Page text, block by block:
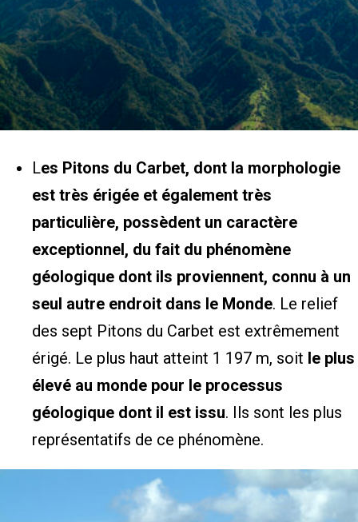
Les Pitons du Carbet, dont la morphologie
est très érigée et également très
particulière, possèdent un caractère
exceptionnel, du fait du phénomène
géologique dont ils proviennent, connu à un
seul autre endroit dans le Monde. Le relief
des sept Pitons du Carbet est extrêmement
érigé. Le plus haut atteint 1 197 m, soit le plus
élevé au monde pour le processus
géologique dont il est issu. Ils sont les plus
représentatifs de ce phénomène.